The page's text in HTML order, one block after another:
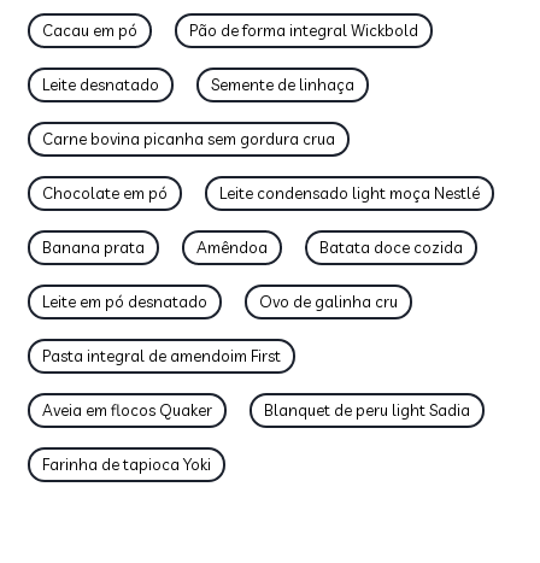
Cacau em pó Pão de forma integral Wickbold
Leite desnatado Semente de linhaça
Carne bovina picanha sem gordura crua
Chocolate em pó Leite condensado light moça Nestlé
Banana prata Amêndoa Batata doce cozida
Leite em pó desnatado Ovo de galinha cru
Pasta integral de amendoim First
Aveia em flocos Quaker Blanquet de peru light Sadia
Farinha de tapioca Yoki